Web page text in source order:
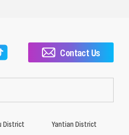
Contact Us
District Yantian District